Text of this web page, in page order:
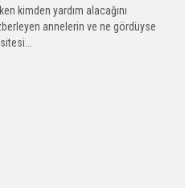
kimden yardım alacağını
annelerin ve ne gördüyse